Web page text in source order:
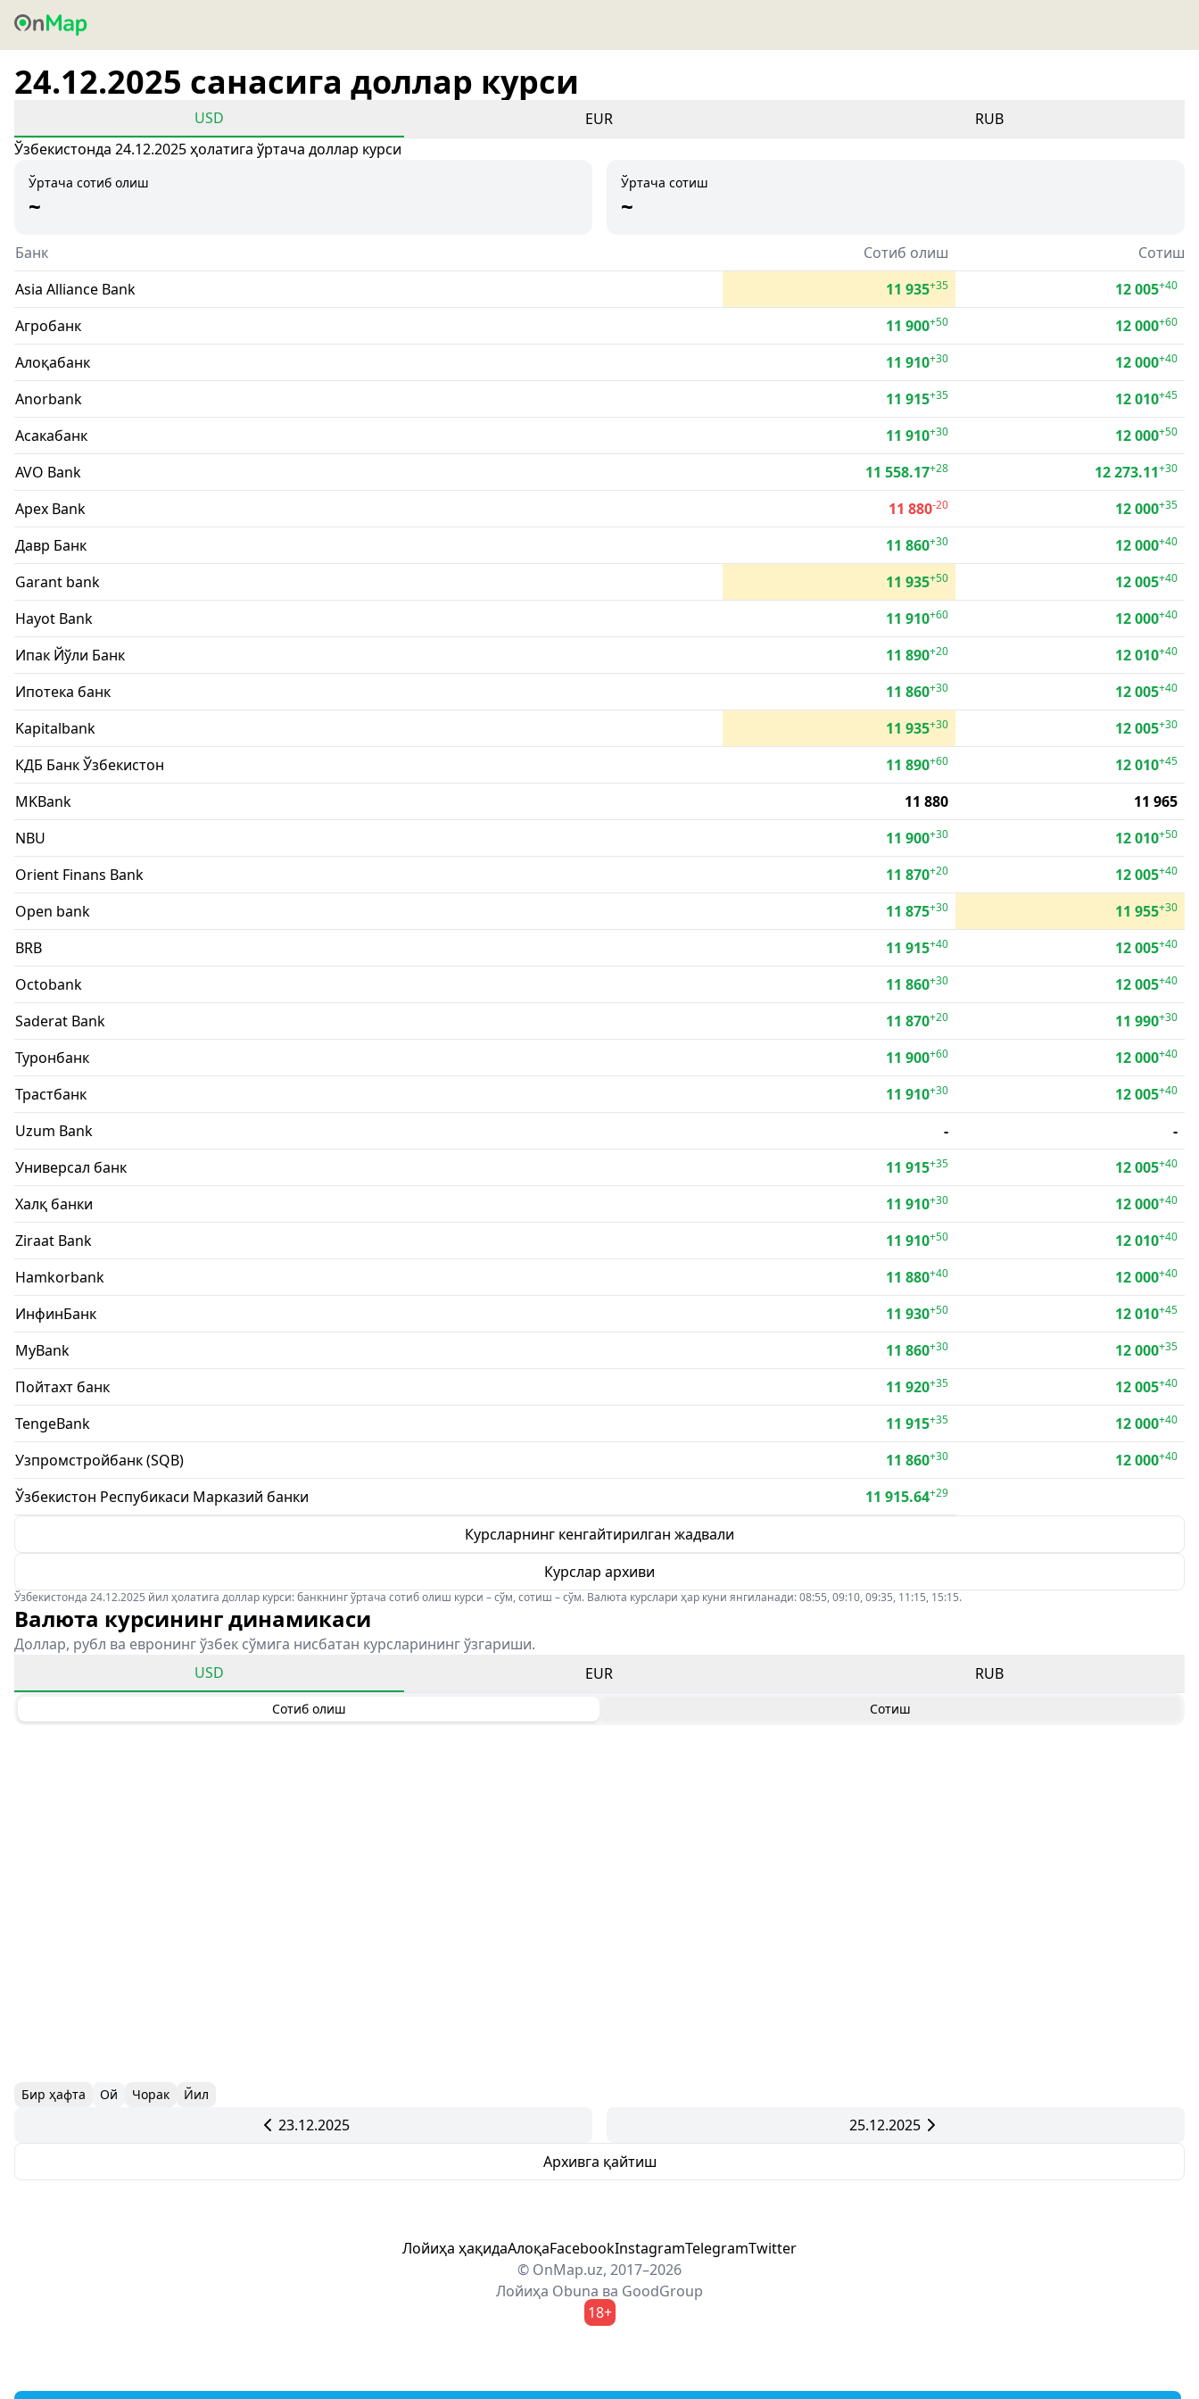
24.12.2025 санасига доллар курси
USD EUR
RUB
Ўзбекистонда 24.12.2025 ҳолатига ўртача доллар курси
Ўртача сотиб олиш
~
Ўртача сотиш
~
Банк Сотиб олиш
Сотиш
Asia Alliance Bank
11 935+35 12 005+40
Агробанк 11 900+50 12 000+60
Алоқабанк 11 910+30 12 000+40
Anorbank 11 915+35 12 010+45
Асакабанк 11 910+30 12 000+50
AVO Bank 11 558.17+28 12 273.11+30
Apex Bank 11 880-20 12 000+35
Давр Банк 11 860+30 12 000+40
Garant bank 11 935+50 12 005+40
Hayot Bank 11 910+60 12 000+40
Ипак Йўли Банк 11 890+20 12 010+40
Ипотека банк 11 860+30 12 005+40
Kapitalbank 11 935+30 12 005+30
КДБ Банк Ўзбекистон 11 890+60 12 010+45
MKBank 11 880
11 965
NBU
11 900+30 12 010+50
Orient Finans Bank 11 870+20 12 005+40
Open bank 11 875+30 11 955+30
BRB 11 915+40 12 005+40
Octobank 11 860+30 12 005+40
Saderat Bank 11 870+20 11 990+30
Туронбанк 11 900+60 12 000+40
Трастбанк 11 910+30 12 005+40
Uzum Bank -
-
Универсал банк
11 915+35 12 005+40
Халқ банки 11 910+30 12 000+40
Ziraat Bank 11 910+50 12 010+40
Hamkorbank 11 880+40 12 000+40
ИнфинБанк 11 930+50 12 010+45
MyBank 11 860+30 12 000+35
Пойтахт банк 11 920+35 12 005+40
TengeBank 11 915+35 12 000+40
Узпромстройбанк (SQB) 11 860+30 12 000+40
Ўзбекистон Респубикаси Марказий банки 11 915.64+29
Курсларнинг кенгайтирилган жадвали
Курслар архиви
Ўзбекистонда 24.12.2025 йил ҳолатига доллар курси: банкнинг ўртача сотиб олиш курси – сўм, сотиш – сўм. Валюта курслари ҳар куни янгиланади: 08:55, 09:10, 09:35, 11:15, 15:15.
Валюта курсининг динамикаси
Доллар, рубл ва евронинг ўзбек сўмига нисбатан курсларининг ўзгариши.
USD
EUR RUB
Сотиб олиш Сотиш
Бир ҳафта Ой Чорак Йил
23.12.2025
25.12.2025
Архивга қайтиш
Лойиҳа ҳақидаАлоқаFacebookInstagramTelegramTwitter
© OnMap.uz, 2017–2026
Лойиҳа Obuna ва GoodGroup
18+